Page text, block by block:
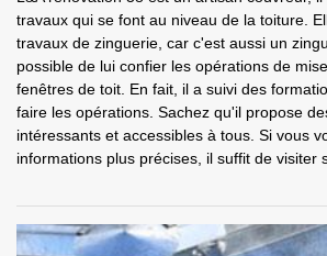
travaux qui se font au niveau de la toiture.
travaux de zinguerie, car c'est aussi un
possible de lui confier les opérations de
fenêtres de toit. En fait, il a suivi des
faire les opérations. Sachez qu'il propose
intéressants et accessibles à tous. Si vous
informations plus précises, il suffit de visiter